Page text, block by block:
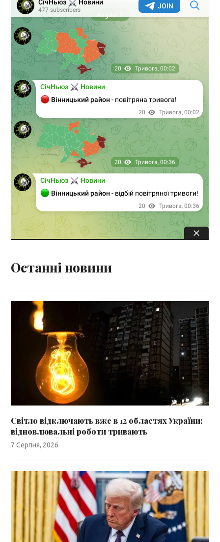
Останні новини
Світло відключають вже в 12 областях України:
відновлювальні роботи тривають
7 Серпня, 2026